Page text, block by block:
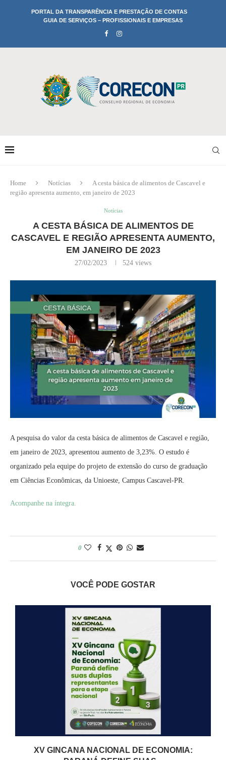
PORTAL DA TRANSPARÊNCIA E PRESTAÇÃO DE CONTAS
GUIA DE SERVIÇOS – PROFISSIONAIS E EMPRESAS
Home Notícias
A cesta básica de alimentos de Cascavel e
região apresenta aumento, em janeiro de 2023
Notícias
A CESTA BÁSICA DE ALIMENTOS DE
CASCAVEL E REGIÃO APRESENTA AUMENTO,
EM JANEIRO DE 2023
27/02/2023 524 views
A pesquisa do valor da cesta básica de alimentos de Cascavel e região,
em janeiro de 2023, apresentou aumento de 3,23%. O estudo é
organizado pela equipe do projeto de extensão do curso de graduação
em Ciências Econômicas, da Unioeste, Campus Cascavel-PR.
Acompanhe na íntegra.
0
VOCÊ PODE GOSTAR
XV GINCANA NACIONAL DE ECONOMIA: